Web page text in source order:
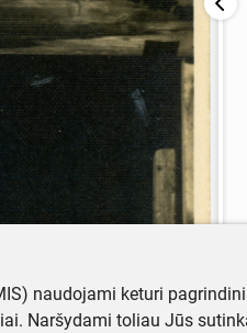
naudojami keturi
Naršydami toliau Jūs